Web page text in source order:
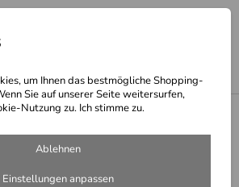
um Ihnen das bestmögliche Shopping-
Sie auf unserer Seite weitersurfen,
Nutzung zu. Ich stimme zu.
Ablehnen
Einstellungen anpassen